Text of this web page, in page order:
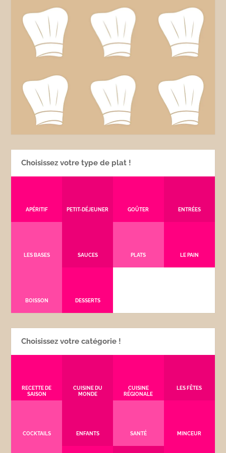
Choisissez votre type de plat !
APÉRITIF PETIT-DÉJEUNER GOÛTER ENTRÉES
LES BASES SAUCES PLATS LE PAIN
BOISSON DESSERTS
Choisissez votre catégorie !
RECETTE DE
SAISON
CUISINE DU
MONDE
CUISINE
RÉGIONALE
LES FÊTES
COCKTAILS ENFANTS SANTÉ MINCEUR